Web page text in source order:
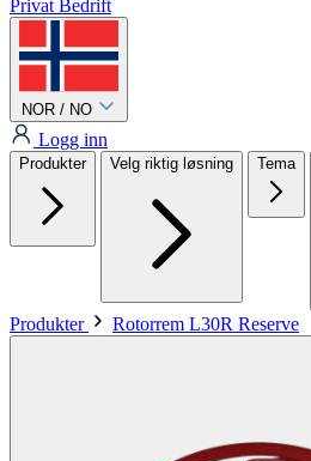
Privat Bedrift
NOR / NO
Logg inn
Produkter Velg riktig løsning Tema
Produkter Rotorrem L30R Reserve